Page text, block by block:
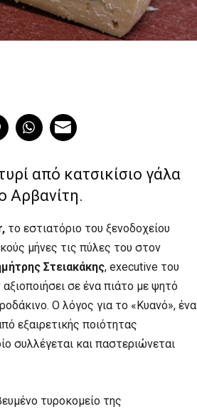
από κατσικίσιο γάλα
Αρβανίτη.
το εστιατόριο του ξενοδοχείου
μήνες τις πύλες του στον
Στειακάκης, executive του
αξιοποιήσει σε ένα πιάτο με ψητό
Ο λόγος για το «Κυανό», ένα
εξαιρετικής ποιότητας
συλλέγεται και παστεριώνεται
τυροκομείο της